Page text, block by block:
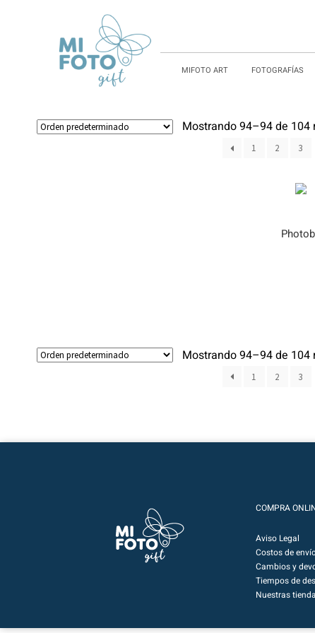
MIFOTO ART FOTOGRAFÍAS
Mostrando 94–94 de 104
1 2 3
Mostrando 94–94 de 104
1 2 3
COMPRA
Aviso Legal
Costos de
Cambios y
Tiempos de
Nuestras